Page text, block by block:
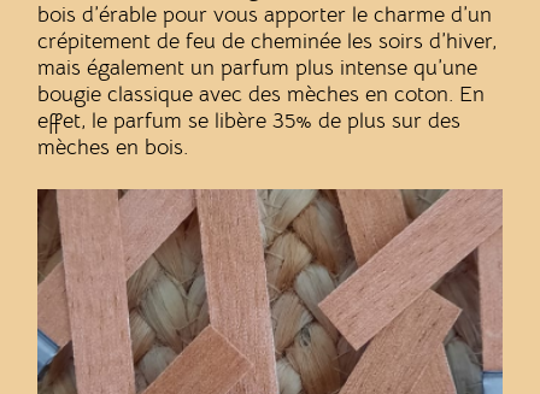
bois d’érable pour vous apporter le charme d’un
crépitement de feu de cheminée les soirs d’hiver,
mais également un parfum plus intense qu’une
bougie classique avec des mèches en coton. En
effet, le parfum se libère 35% de plus sur des
mèches en bois.